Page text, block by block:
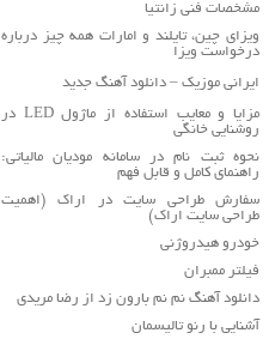
مشخصات فنی زانتیا
ویزای چین، تایلند و امارات همه چیز درباره
درخواست ویزا
ایرانی موزیک – دانلود آهنگ جدید
مزایا و معایب استفاده از ماژول LED در
روشنایی خانگی
نحوه ثبت نام در سامانه مودیان مالیاتی:
راهنمای کامل و قابل فهم
سفارش طراحی سایت در اراک (اهمیت
طراحی سایت اراک)
خودرو هیدروژنی
فیلتر ممبران
دانلود آهنگ نم نم بارون زد از رضا مریدی
آشنایی با رنو تالیسمان